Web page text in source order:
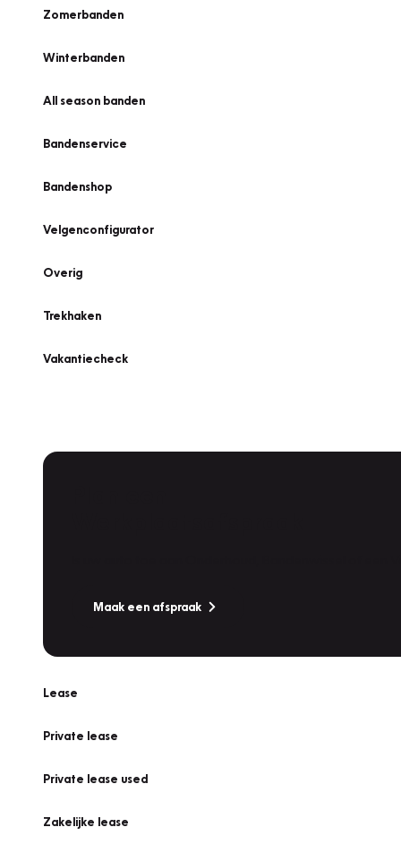
Zomerbanden
Winterbanden
All season banden
Bandenservice
Bandenshop
Velgenconfigurator
Overig
Trekhaken
Vakantiecheck
Maak een afspraak
Lease
Private lease
Private lease used
Zakelijke lease